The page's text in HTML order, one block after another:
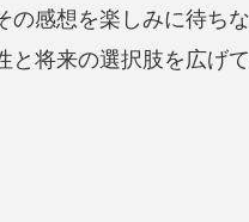
の感想を楽しみに待ち
と将来の選択肢を広げ